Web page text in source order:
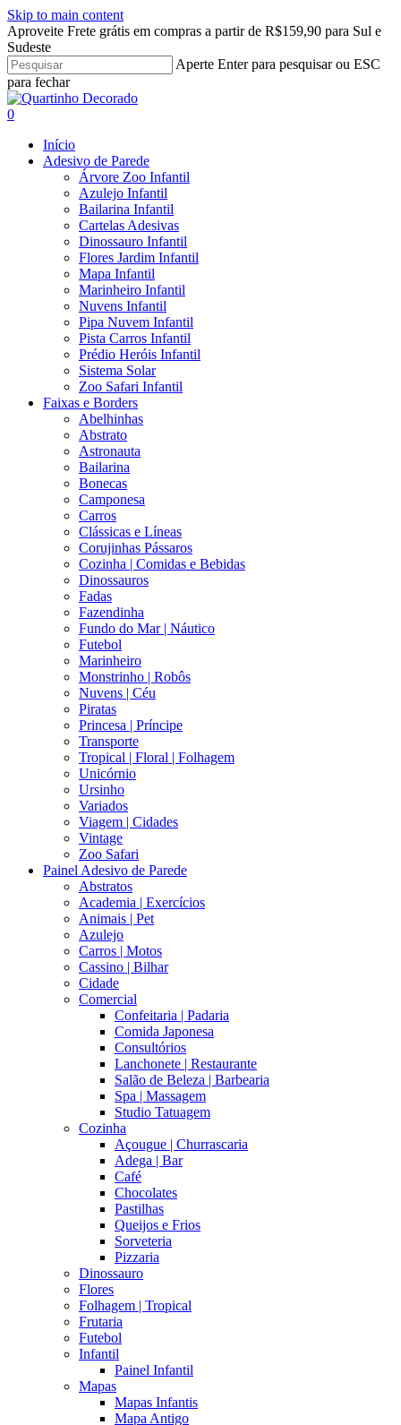
Skip to main content
Aproveite Frete grátis em compras a partir de R$159,90 para Sul e
Sudeste
Aperte Enter para pesquisar ou ESC
para fechar
Close
Search
search
account
0
Início
Adesivo de Parede
Árvore Zoo Infantil
Azulejo Infantil
Bailarina Infantil
Cartelas Adesivas
Dinossauro Infantil
Flores Jardim Infantil
Mapa Infantil
Marinheiro Infantil
Nuvens Infantil
Pipa Nuvem Infantil
Pista Carros Infantil
Prédio Heróis Infantil
Sistema Solar
Zoo Safari Infantil
Faixas e Borders
Abelhinhas
Abstrato
Astronauta
Bailarina
Bonecas
Camponesa
Carros
Clássicas e Líneas
Corujinhas Pássaros
Cozinha | Comidas e Bebidas
Dinossauros
Fadas
Fazendinha
Fundo do Mar | Náutico
Futebol
Marinheiro
Monstrinho | Robôs
Nuvens | Céu
Piratas
Princesa | Príncipe
Transporte
Tropical | Floral | Folhagem
Unicórnio
Ursinho
Variados
Viagem | Cidades
Vintage
Zoo Safari
Painel Adesivo de Parede
Abstratos
Academia | Exercícios
Animais | Pet
Azulejo
Carros | Motos
Cassino | Bilhar
Cidade
Comercial
Confeitaria | Padaria
Comida Japonesa
Consultórios
Lanchonete | Restaurante
Salão de Beleza | Barbearia
Spa | Massagem
Studio Tatuagem
Cozinha
Açougue | Churrascaria
Adega | Bar
Café
Chocolates
Pastilhas
Queijos e Frios
Sorveteria
Pizzaria
Dinossauro
Flores
Folhagem | Tropical
Frutaria
Futebol
Infantil
Painel Infantil
Mapas
Mapas Infantis
Mapa Antigo